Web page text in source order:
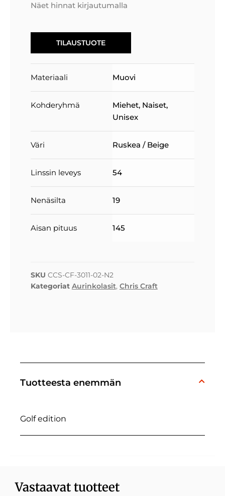
Näet hinnat kirjautumalla
TILAUSTUOTE
Materiaali Muovi
Kohderyhmä Miehet, Naiset,
Unisex
Väri Ruskea / Beige
Linssin leveys 54
Nenäsilta 19
Aisan pituus 145
SKU CCS-CF-3011-02-N2
Kategoriat Aurinkolasit, Chris Craft
Tuotteesta enemmän
Golf edition
Vastaavat tuotteet